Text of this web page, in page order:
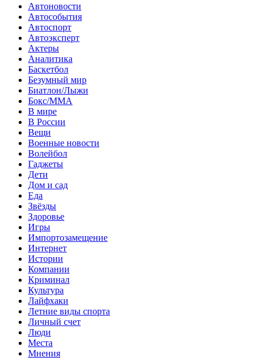
Автоновости
Автособытия
Автоспорт
Автоэксперт
Актеры
Аналитика
Баскетбол
Безумный мир
Биатлон/Лыжи
Бокс/MMA
В мире
В России
Вещи
Военные новости
Волейбол
Гаджеты
Дети
Дом и сад
Еда
Звёзды
Здоровье
Игры
Импортозамещение
Интернет
Истории
Компании
Криминал
Культура
Лайфхаки
Летние виды спорта
Личный счет
Люди
Места
Мнения